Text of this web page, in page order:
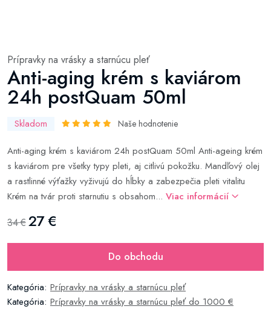
Prípravky na vrásky a starnúcu pleť
Anti-aging krém s kaviárom
24h postQuam 50ml
Skladom Naše hodnotenie
Anti-aging krém s kaviárom 24h postQuam 50ml Anti-ageing krém
s kaviárom pre všetky typy pleti, aj citlivú pokožku. Mandľový olej
a rastlinné výťažky vyživujú do hĺbky a zabezpečia pleti vitalitu
Krém na tvár proti starnutiu s obsahom... Viac informácií
34 €27 €
Do obchodu
Kategória: Prípravky na vrásky a starnúcu pleť
Kategória: Prípravky na vrásky a starnúcu pleť do 1000 €